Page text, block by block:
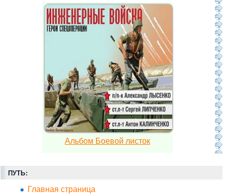
Альбом Боевой листок
ПУТЬ:
Главная страница